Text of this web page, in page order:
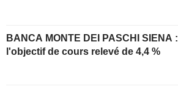
BANCA MONTE DEI PASCHI SIENA :
l'objectif de cours relevé de 4,4 %